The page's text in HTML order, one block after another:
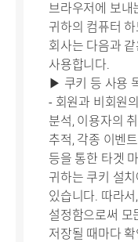
브라우저에 보내
귀하의 컴퓨터
회사는 다음과
사용합니다.
▶ 쿠키 등 사용
- 회원과 비회원
분석, 이용자의
추적, 각종 이벤
등을 통한 타겟
귀하는 쿠키 설
있습니다. 따라
설정함으로써 모
저장될 때마다